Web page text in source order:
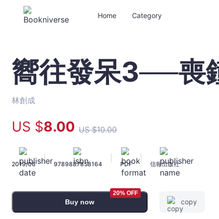
Home Category
嚮
往
發
呆
喪
鐘
戰
吼
林
成
嚮往發呆3──喪
林創成
US $8.00 US $10.00
2019/06
|
9789887858164 PDF 信報出版社
Buy now
20% OFF
copy